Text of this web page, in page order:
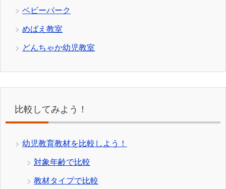
ベビーパーク
めばえ教室
どんちゃか幼児教室
比較してみよう！
幼児教育教材を比較しよう！
対象年齢で比較
教材タイプで比較